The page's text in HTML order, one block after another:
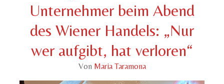
Unternehmer beim Abend
des Wiener Handels: „Nur
wer aufgibt, hat verloren“
Von Maria Taramona